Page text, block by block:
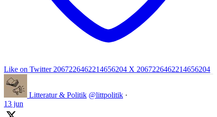
Like on Twitter 2067226462214656204 X 2067226462214656204
Litteratur & Politik @littpolitik ·
13 jun